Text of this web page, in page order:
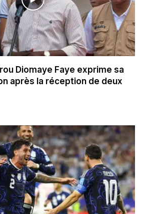
Diomaye Faye exprime sa
après la réception de deux